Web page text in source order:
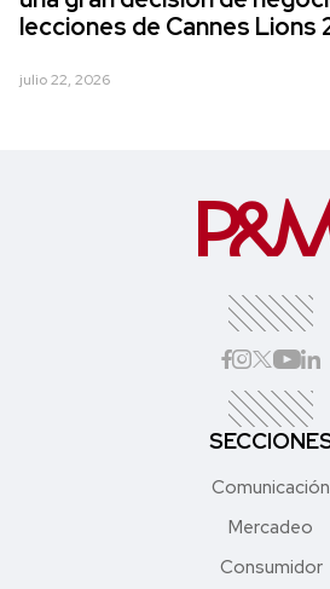
lecciones de Cannes Lions
julio 22, 2026
Comunicación
Mercadeo
Consumidor